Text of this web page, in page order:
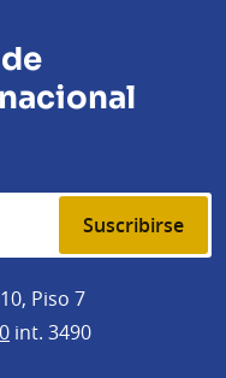
Suscribirse
Piso 7
int. 3490